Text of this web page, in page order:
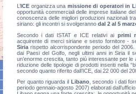
L’ICE organizza una missione di operatori in
opportunità commerciali delle imprese italiane
conoscenza delle migliori produzioni nazionali
siriano: gli incontri si svolgeranno dal 2 al 5
Secondo i dati ISTAT e ICE relativi ai primi
acquirente di merci siriane e sesto fornitore -
Siria rispetto alcorrispondente periodo del
dai Paesi del Golfo, negli ultimi anni in Siria il
un’enorme crescita, tanto più interessante per
riduzione delle tipologie di prodotti inseriti nella
secondo quanto riferito dall’ICE, dai 22 000 del
Per quanto riguarda il
Libano, secondo i dati
periodo gennaio-agosto 2007) elaborati